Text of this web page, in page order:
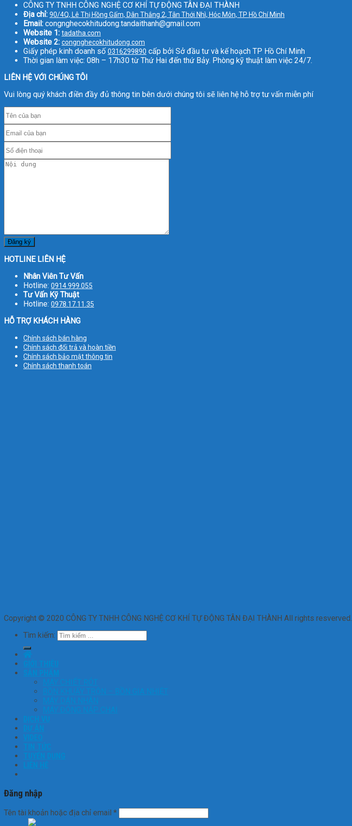
CÔNG TY TNHH CÔNG NGHỆ CƠ KHÍ TỰ ĐỘNG TÂN ĐẠI THÀNH
Địa chỉ: 90/4Q, Lê Thị Hồng Gấm, Dân Thắng 2, Tân Thới Nhì, Hóc Môn, TP Hồ Chí Minh
Email: congnghecokhitudong.tandaithanh@gmail.com
Website 1: tadatha.com
Website 2: congnghecokhitudong.com
Giấy phép kinh doanh số 0316299890 cấp bởi Sở đầu tư và kế hoạch TP Hồ Chí Minh
Thời gian làm việc: 08h – 17h30 từ Thứ Hai đến thứ Bảy. Phòng kỹ thuật làm việc 24/7.
LIÊN HỆ VỚI CHÚNG TÔI
Vui lòng quý khách điền đầy đủ thông tin bên dưới chúng tôi sẽ liên hệ hỗ trợ tư vấn miễn phí
HOTLINE LIÊN HỆ
Nhân Viên Tư Vấn
Hotline: 0914.999.055
Tư Vấn Kỹ Thuật
Hotline: 0978.17.11.35
HỖ TRỢ KHÁCH HÀNG
Chính sách bán hàng
Chính sách đổi trả và hoàn tiền
Chính sách bảo mật thông tin
Chính sách thanh toán
Copyright © 2020 CÔNG TY TNHH CÔNG NGHỆ CƠ KHÍ TỰ ĐỘNG TÂN ĐẠI THÀNH All rights resverved.
Tìm kiếm:
GIỚI THIỆU
SẢN PHẨM
MÁY CHIẾT RÓT
BỒN KHUẤY TRỘN – BỒN GIA NHIỆT
MÁY DÁN NHÃN
MÁY ĐÓNG NẮP CHAI
DỊCH VỤ
DỰ ÁN
VIDEO
TIN TỨC
TUYỂN DỤNG
LIÊN HỆ
Đăng nhập
Tên tài khoản hoặc địa chỉ email *